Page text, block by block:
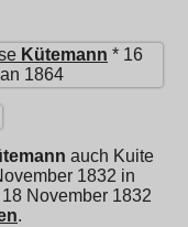
Kütemann * 16
1864
auch Kuite
1832 in
November 1832
.